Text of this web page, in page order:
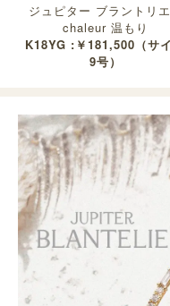
ジュピター ブラントリ
chaleur 温もり
K18YG :￥181,500（サ
9号）